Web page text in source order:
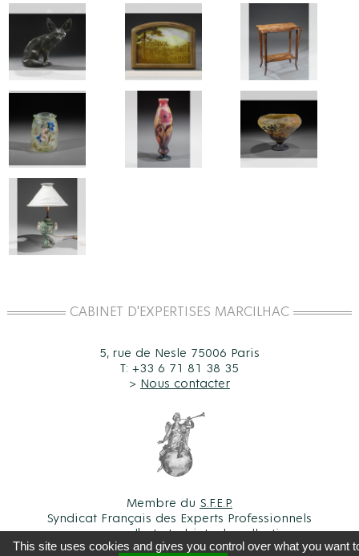
CABINET D'EXPERTISES MARCILHAC
5, rue de Nesle 75006 Paris
T: +33 6 71 81 38 35
> Nous contacter
Membre du S.F.E.P.
Syndicat Français des Experts Professionnels
en œuvres d'art et objets de collection
This site uses cookies and gives you control over what you want